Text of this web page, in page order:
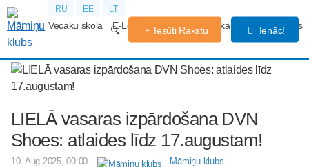
RU EE LT
Vecāku skola E-Lekcijas Grūtniecības kalendārs Forums
Iesūti Rakstu Ienāc!
LIELĀ vasaras izpārdošana DVN
Shoes: atlaides līdz 17.augustam!
10. Aug 2025, 00:00 Māmiņu klubs